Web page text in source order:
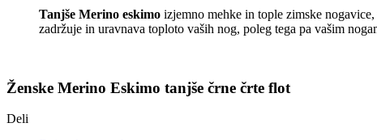
Tanjše Merino eskimo izjemno mehke in tople zimske
zadržuje in uravnava toploto vaših nog, poleg tega pa vašim
Ženske Merino Eskimo tanjše črne črte flot
Deli